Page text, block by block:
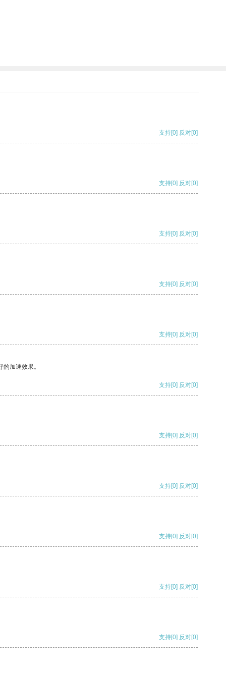
支持[0] 反对[0]
支持[0] 反对[0]
支持[0] 反对[0]
支持[0] 反对[0]
支持[0] 反对[0]
加速效果。
支持[0] 反对[0]
支持[0] 反对[0]
支持[0] 反对[0]
支持[0] 反对[0]
支持[0] 反对[0]
支持[0] 反对[0]